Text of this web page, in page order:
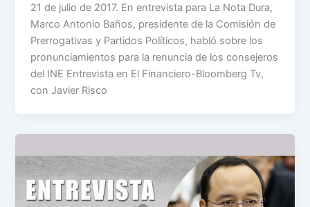
21 de julio de 2017. En entrevista para La Nota Dura,
Marco Antonio Baños, presidente de la Comisión de
Prerrogativas y Partidos Políticos, habló sobre los
pronunciamientos para la renuncia de los consejeros
del INE Entrevista en El Financiero-Bloomberg Tv,
con Javier Risco